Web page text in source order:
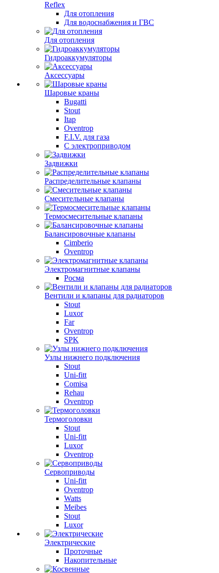
Reflex
Для отопления
Для водоснабжения и ГВС
Для отопления
Гидроаккумуляторы
Аксессуары
Шаровые краны
Bugatti
Stout
Itap
Oventrop
F.I.V. для газа
С электроприводом
Задвижки
Распределительные клапаны
Cмесительные клапаны
Термосмесительные клапаны
Балансировочные клапаны
Cimberio
Oventrop
Электромагнитные клапаны
Росма
Вентили и клапаны для радиаторов
Stout
Luxor
Far
Oventrop
SPK
Узлы нижнего подключения
Stout
Uni-fitt
Comisa
Rehau
Oventrop
Термоголовки
Stout
Uni-fitt
Luxor
Oventrop
Сервоприводы
Uni-fitt
Oventrop
Watts
Meibes
Stout
Luxor
Электрические
Проточные
Накопительные